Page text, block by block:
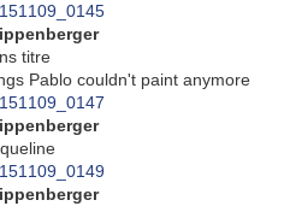
titre
Pablo couldn't paint anymore